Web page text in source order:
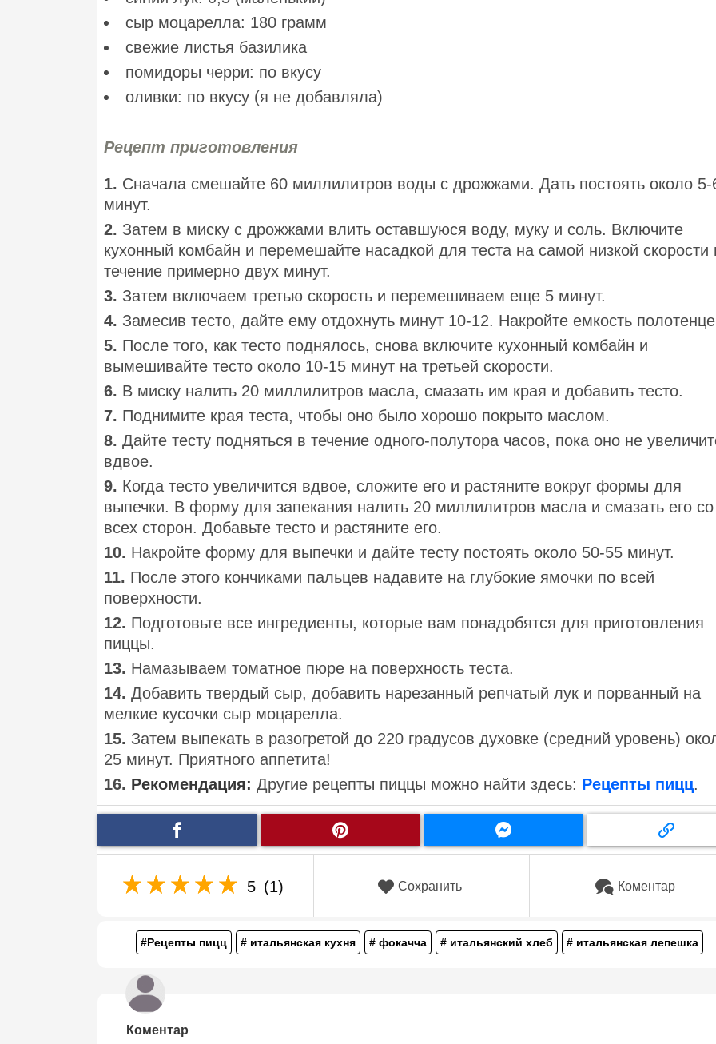
сыр моцарелла: 180 грамм
свежие листья базилика
помидоры черри: по вкусу
оливки: по вкусу (я не добавляла)
Рецепт приготовления
1. Сначала смешайте 60 миллилитров воды с дрожжами. Дать постоять около 5-
минут.
2. Затем в миску с дрожжами влить оставшуюся воду, муку и соль. Включите
кухонный комбайн и перемешайте насадкой для теста на самой низкой скорости
течение примерно двух минут.
3. Затем включаем третью скорость и перемешиваем еще 5 минут.
4. Замесив тесто, дайте ему отдохнуть минут 10-12. Накройте емкость
5. После того, как тесто поднялось, снова включите кухонный комбайн и
вымешивайте тесто около 10-15 минут на третьей скорости.
6. В миску налить 20 миллилитров масла, смазать им края и добавить тесто.
7. Поднимите края теста, чтобы оно было хорошо покрыто маслом.
8. Дайте тесту подняться в течение одного-полутора часов, пока оно не
вдвое.
9. Когда тесто увеличится вдвое, сложите его и растяните вокруг формы для
выпечки. В форму для запекания налить 20 миллилитров масла и смазать его со
всех сторон. Добавьте тесто и растяните его.
10. Накройте форму для выпечки и дайте тесту постоять около 50-55 минут.
11. После этого кончиками пальцев надавите на глубокие ямочки по всей
поверхности.
12. Подготовьте все ингредиенты, которые вам понадобятся для приготовления
пиццы.
13. Намазываем томатное пюре на поверхность теста.
14. Добавить твердый сыр, добавить нарезанный репчатый лук и порванный на
мелкие кусочки сыр моцарелла.
15. Затем выпекать в разогретой до 220 градусов духовке (средний уровень)
25 минут. Приятного аппетита!
16. Рекомендация: Другие рецепты пиццы можно найти здесь: Рецепты пицц.
5 (1) Сохранить Коментар
#Рецепты пицц # итальянская кухня # фокачча # итальянский хлеб # итальянская лепешка
Коментар